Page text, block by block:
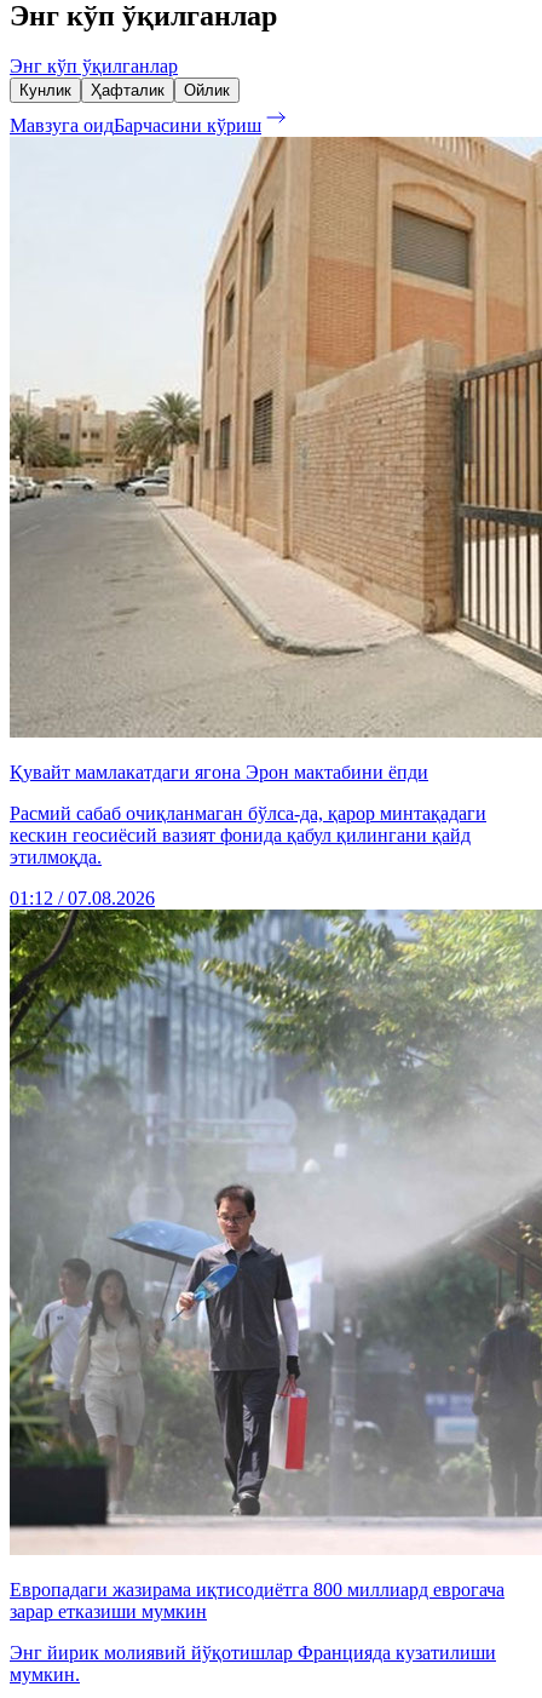
Энг кўп ўқилганлар
Энг кўп ўқилганлар
Кунлик Ҳафталик Ойлик
Мавзуга оидБарчасини кўриш
Қувайт мамлакатдаги ягона Эрон мактабини ёпди
Расмий сабаб очиқланмаган бўлса-да, қарор минтақадаги
кескин геосиёсий вазият фонида қабул қилингани қайд
этилмоқда.
01:12 / 07.08.2026
Европадаги жазирама иқтисодиётга 800 миллиард еврогача
зарар етказиши мумкин
Энг йирик молиявий йўқотишлар Францияда кузатилиши
мумкин.